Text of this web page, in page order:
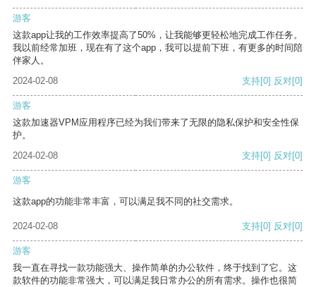
游客
这款app让我的工作效率提高了50%，让我能够更轻松地完成工作任务。
我以前经常加班，现在有了这个app，我可以提前下班，有更多的时间陪
伴家人。
2024-02-08
支持[0] 反对[0]
游客
这款加速器VPM应用程序已经为我们带来了无限的隐私保护和安全性保
护。
2024-02-08
支持[0] 反对[0]
游客
这款app的功能非常丰富，可以满足我不同的社交需求。
2024-02-08 支持[0] 反对[0]
游客
我一直在寻找一款功能强大、操作简单的办公软件，终于找到了它。这
款软件的功能非常强大，可以满足我日常办公的所有需求。操作也很简